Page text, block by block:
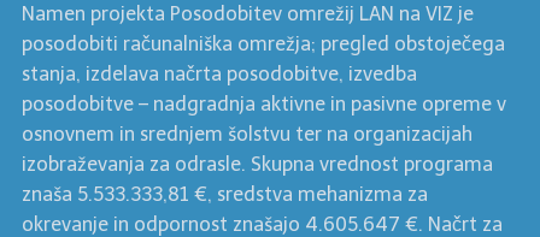
Namen projekta Posodobitev omrežij LAN na VIZ je
posodobiti računalniška omrežja; pregled obstoječega
stanja, izdelava načrta posodobitve, izvedba
posodobitve – nadgradnja aktivne in pasivne opreme v
osnovnem in srednjem šolstvu ter na organizacijah
izobraževanja za odrasle. Skupna vrednost programa
znaša 5.533.333,81 €, sredstva mehanizma za
okrevanje in odpornost znašajo 4.605.647 €. Načrt za